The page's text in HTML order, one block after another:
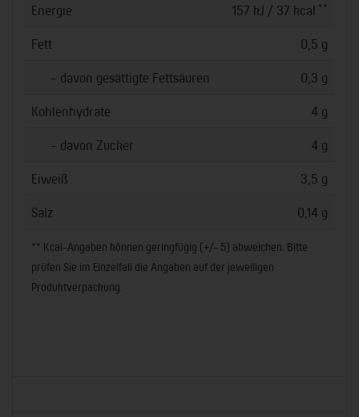
Energie 157 kJ / 37 kcal **
Fett 0,5 g
- davon gesättigte Fettsäuren 0,3 g
Kohlenhydrate 4 g
- davon Zucker 4 g
Eiweiß 3,5 g
Salz 0,14 g
** Kcal-Angaben können geringfügig (+/- 5) abweichen. Bitte
prüfen Sie im Einzelfall die Angaben auf der jeweiligen
Produktverpackung.